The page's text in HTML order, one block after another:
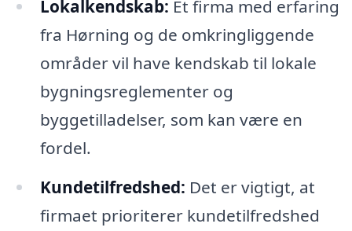
Lokalkendskab: Et firma med erfaring
fra Hørning og de omkringliggende
områder vil have kendskab til lokale
bygningsreglementer og
byggetilladelser, som kan være en
fordel.
Kundetilfredshed: Det er vigtigt, at
firmaet prioriterer kundetilfredshed